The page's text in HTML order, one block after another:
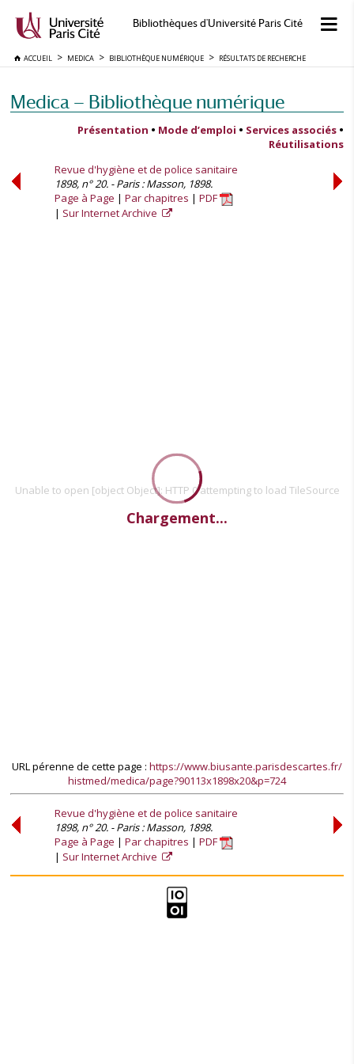
Bibliothèques d'Université Paris Cité
ACCUEIL MEDICA BIBLIOTHÈQUE NUMÉRIQUE RÉSULTATS DE RECHERCHE
Medica — Bibliothèque numérique
Présentation • Mode d’emploi • Services associés •
Réutilisations
Revue d'hygiène et de police sanitaire
1898, n° 20. - Paris : Masson, 1898.
Page à Page
Par chapitres
PDF
Sur Internet Archive
Unable to open [object Object]: HTTP 0 attempting to load TileSource
Chargement...
URL pérenne de cette page : https://www.biusante.parisdescartes.fr/
histmed/medica/page?90113x1898x20&p=724
Revue d'hygiène et de police sanitaire
1898, n° 20. - Paris : Masson, 1898.
Page à Page
Par chapitres
PDF
Sur Internet Archive